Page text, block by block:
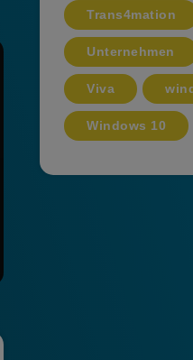
Trans4mation
Unternehmen
Viva
Windows 10